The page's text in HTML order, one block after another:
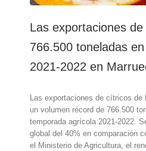
Las exportaciones
766.500 toneladas
2021-2022 en
Las exportaciones de cítricos de
un volumen récord de 766.500
temporada agrícola 2021-2022.
global del 40% en comparación
el Ministerio de Agricultura, el